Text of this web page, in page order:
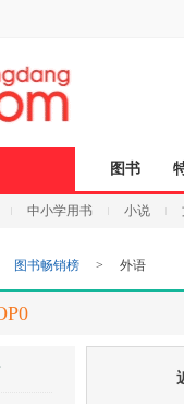
图书
中小学用书 小说
图书畅销榜 > 外语